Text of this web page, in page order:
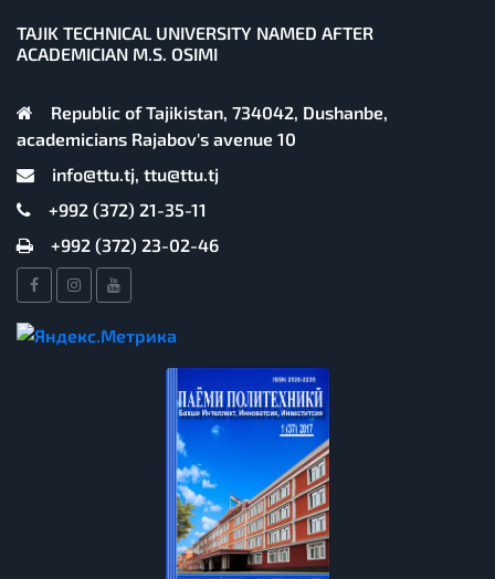
TAJIK TECHNICAL UNIVERSITY NAMED AFTER
ACADEMICIAN M.S. OSIMI
Republic of Tajikistan, 734042, Dushanbe,
academicians Rajabov's avenue 10
info@ttu.tj, ttu@ttu.tj
+992 (372) 21-35-11
+992 (372) 23-02-46